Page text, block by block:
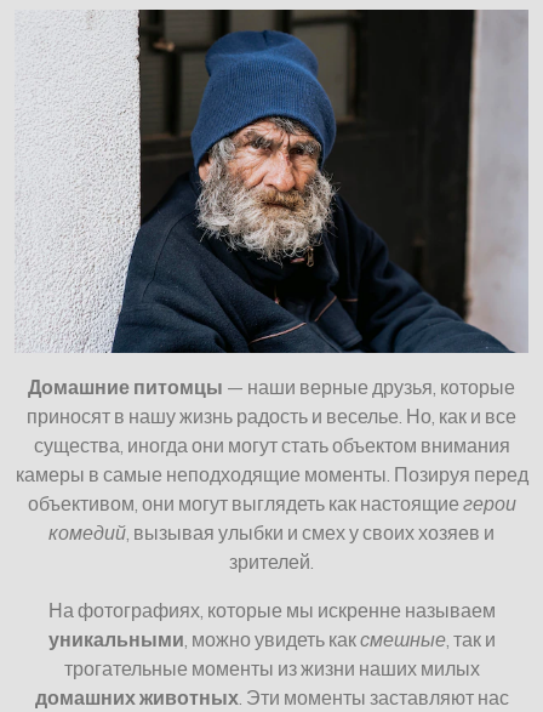
Домашние питомцы — наши верные друзья, которые
приносят в нашу жизнь радость и веселье. Но, как и все
существа, иногда они могут стать объектом внимания
камеры в самые неподходящие моменты. Позируя перед
объективом, они могут выглядеть как настоящие герои
комедий , вызывая улыбки и смех у своих хозяев и
зрителей.
На фотографиях, которые мы искренне называем
уникальными , можно увидеть каксмешные, так и
трогательные моменты из жизни наших милых
домашних животных. Эти моменты заставляют нас